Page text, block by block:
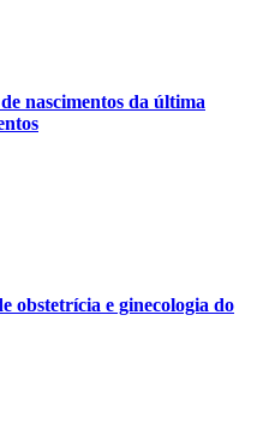
nascimentos da última
obstetrícia e ginecologia do